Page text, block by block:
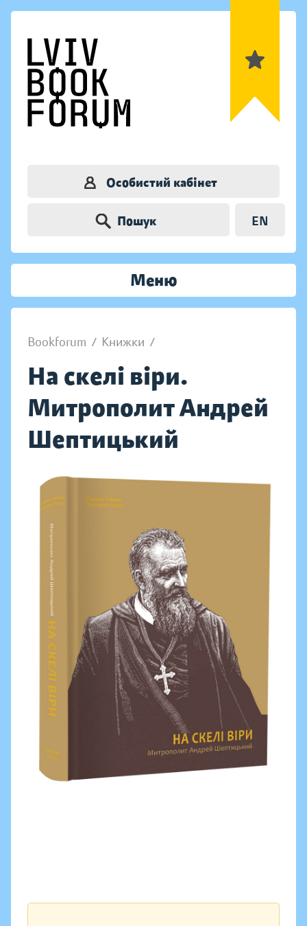
Особистий кабінет
Пошук EN
Меню
Bookforum / Книжки /
На скелі віри.
Митрополит Андрей
Шептицький